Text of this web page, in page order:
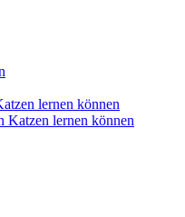
lernen können